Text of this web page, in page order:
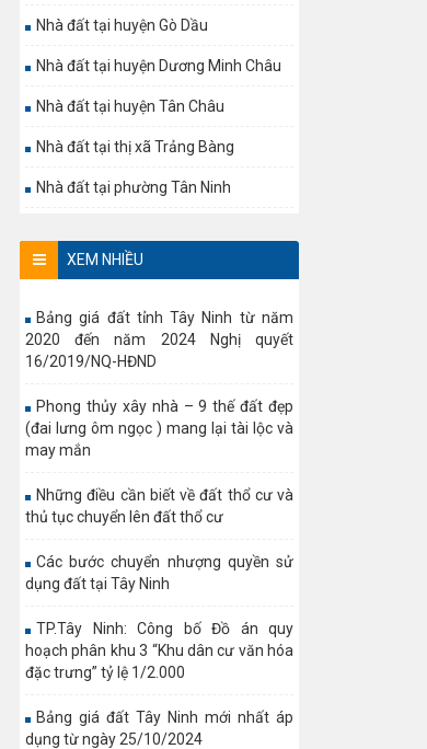
Nhà đất tại huyện Gò Dầu
Nhà đất tại huyện Dương Minh Châu
Nhà đất tại huyện Tân Châu
Nhà đất tại thị xã Trảng Bàng
Nhà đất tại phường Tân Ninh
XEM NHIỀU
Bảng giá đất tỉnh Tây Ninh từ năm
2020 đến năm 2024 Nghị quyết
16/2019/NQ-HĐND
Phong thủy xây nhà – 9 thế đất đẹp
(đai lưng ôm ngọc ) mang lại tài lộc và
may mắn
Những điều cần biết về đất thổ cư và
thủ tục chuyển lên đất thổ cư
Các bước chuyển nhượng quyền sử
dụng đất tại Tây Ninh
TP.Tây Ninh: Công bố Đồ án quy
hoạch phân khu 3 “Khu dân cư văn hóa
đặc trưng” tỷ lệ 1/2.000
Bảng giá đất Tây Ninh mới nhất áp
dụng từ ngày 25/10/2024